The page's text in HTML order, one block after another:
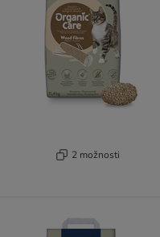
2 možnosti